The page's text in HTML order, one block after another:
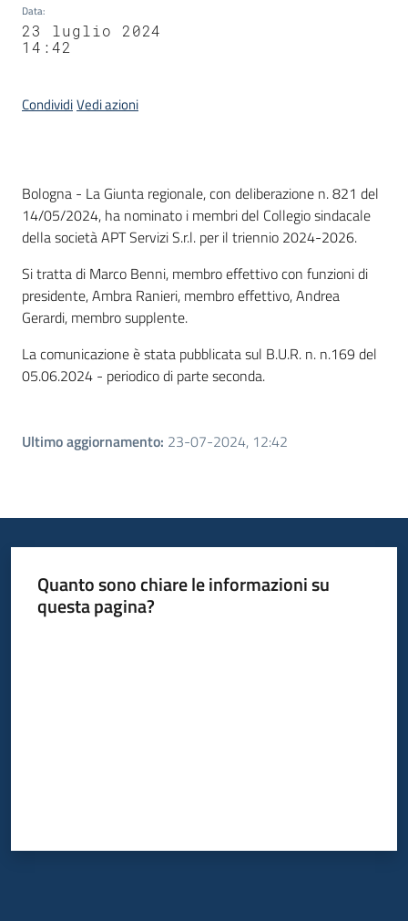
Data:
23 luglio 2024
14:42
CondividiVedi azioni
Contenuto
Bologna - La Giunta regionale, con deliberazione n. 821 del
14/05/2024, ha nominato i membri del Collegio sindacale
della società APT Servizi S.r.l. per il triennio 2024-2026.
Si tratta di Marco Benni, membro effettivo con funzioni di
presidente, Ambra Ranieri, membro effettivo, Andrea
Gerardi, membro supplente.
La comunicazione è stata pubblicata sul B.U.R. n. n.169 del
05.06.2024 - periodico di parte seconda.
Ultimo aggiornamento: 23-07-2024, 12:42
Quanto sono chiare le informazioni su
questa pagina?